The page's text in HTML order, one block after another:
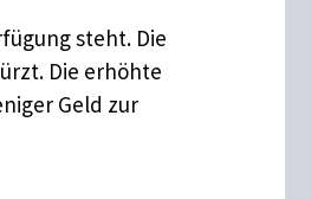
steht. Die
Die erhöhte
Geld zur